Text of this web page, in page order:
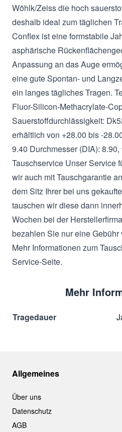
Wöhlk/Zeiss die hoch
deshalb ideal zum täglichen
Conflex ist eine formstabile
asphärische
Anpassung an das Auge
eine gute Spontan- und
ein langes tägliches Tragen.
Fluor-Silicon-Methacrylate-
Sauerstoffdurchlässigkeit:
erhältlich von +28.00 bis -
9.40 Durchmesser (DIA):
Tauschservice Unser Service
wir auch mit Tauschgarantie
dem Sitz Ihrer bei uns
tauschen wir diese dann
Wochen bei der
bezahlen Sie nur eine Gebühr
Mehr Informationen zum
Service-Seite.
Mehr
Tragedauer
Allgemeines
Über uns
Datenschutz
AGB